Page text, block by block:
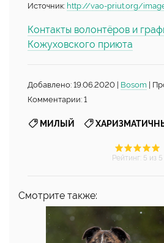
Источник: http://vao-priut.org/
Контакты волонтёров и
Кожуховского приюта
Добавлено: 19.06.2020 | Bosom |
Комментарии: 1
МИЛЫЙ
Рейтинг: 5 из 5
Смотрите также: